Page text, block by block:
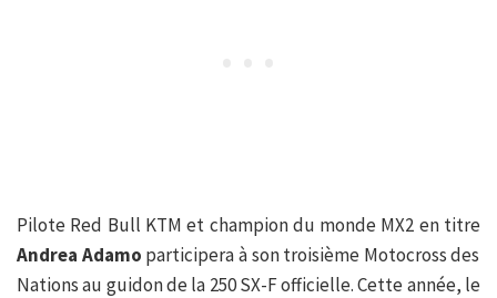
Pilote Red Bull KTM et champion du monde MX2 en titre
Andrea Adamo participera à son troisième Motocross des
Nations au guidon de la 250 SX-F officielle. Cette année, le